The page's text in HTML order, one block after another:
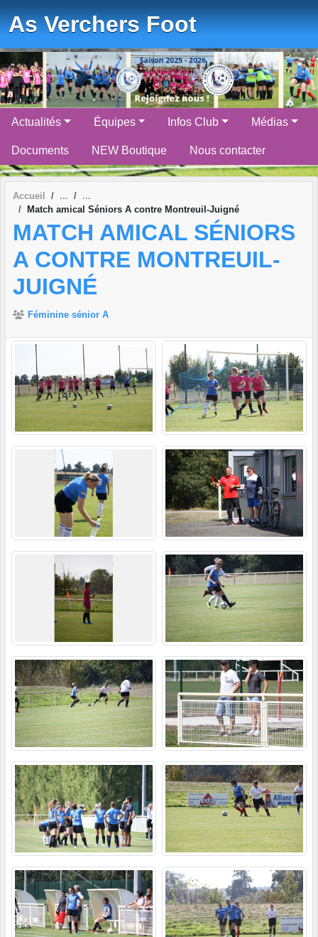
As Verchers Foot
Actualités Équipes Infos Club Médias
Documents NEW Boutique Nous contacter
Accueil
Match amical Séniors A contre Montreuil-Juigné
MATCH AMICAL SÉNIORS
A CONTRE MONTREUIL-
JUIGNÉ
Féminine sénior A